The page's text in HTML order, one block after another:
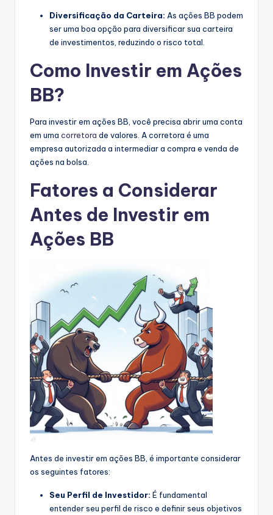
Diversificação da Carteira: As ações BB podem
ser uma boa opção para diversificar sua carteira
de investimentos, reduzindo o risco total.
Como Investir em Ações
BB?
Para investir em ações BB, você precisa abrir uma conta
em uma corretora de valores. A corretora é uma
empresa autorizada a intermediar a compra e venda de
ações na bolsa.
Fatores a Considerar
Antes de Investir em
Ações BB
Antes de investir em ações BB, é importante considerar
os seguintes fatores:
Seu Perfil de Investidor: É fundamental
entender seu perfil de risco e definir seus objetivos